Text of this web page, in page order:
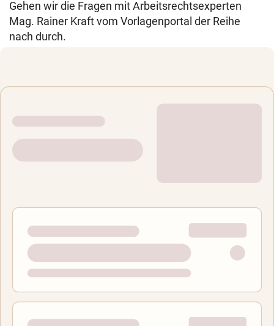
Gehen wir die Fragen mit Arbeitsrechtsexperten
Mag. Rainer Kraft vom Vorlagenportal der Reihe
nach durch.